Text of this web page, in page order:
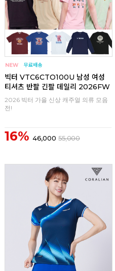
빅터 VTC6CTO100U 남성 여성
티셔츠 반팔 긴팔 데일리 2026FW
2026 빅터 가을 신상 캐주얼 의류 모음
전!
16% 46,000 55,000